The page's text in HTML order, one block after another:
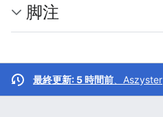
脚注
最終更新: 5 時間前 Aszyster